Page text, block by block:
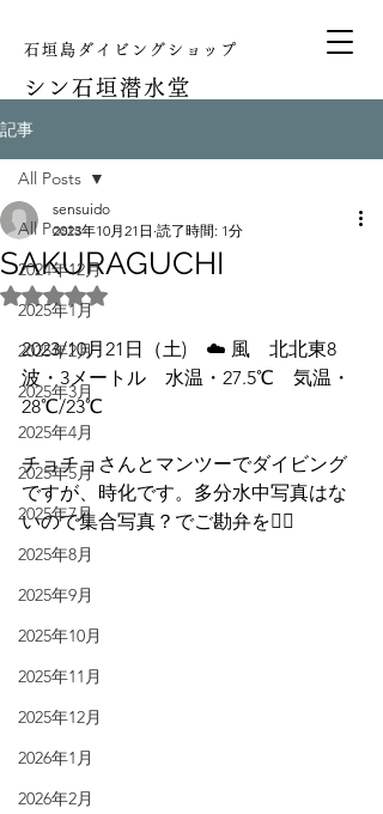
石垣島ダイビングショップ
シン石垣潜水堂
記事
All Posts
2024年12月
2025年1月
2025年2月
2025年3月
2025年4月
2025年5月
2025年7月
2025年8月
2025年9月
2025年10月
2025年11月
2025年12月
2026年1月
2026年2月
All Posts
SAKURAGUCHI
sensuido
2023年10月21日 読了時間: 1分
5つ星のうちNaNと評価されています。
2023/10月21日（土)　☁️ 風　北北東8
波・3メートル　水温・27.5℃　気温・
28℃/23℃
チョチョさんとマンツーでダイビング
ですが、時化です。多分水中写真はな
いので集合写真？でご勘弁を🙇‍♂️